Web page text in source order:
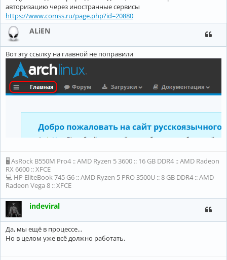
авторизацию через иностранные сервисы
https://www.comss.ru/page.php?id=20880
ALiEN
Вот эту ссылку на главной не поправили
🖥 AsRock B550M Pro4 :: AMD Ryzen 5 3600 :: 16 GB DDR4 :: AMD Radeon
RX 6600 :: XFCE
💻 HP EliteBook 745 G6 :: AMD Ryzen 5 PRO 3500U :: 8 GB DDR4 :: AMD
Radeon Vega 8 :: XFCE
indeviral
Да, мы ещё в процессе...
Но в целом уже всё должно работать.